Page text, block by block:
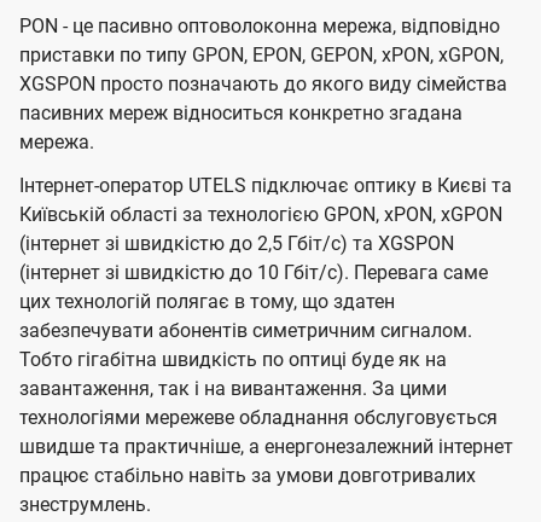
PON - це пасивно оптоволоконна мережа, відповідно
приставки по типу GPON, EPON, GEPON, xPON, xGPON,
XGSPON просто позначають до якого виду сімейства
пасивних мереж відноситься конкретно згадана
мережа.
Інтернет-оператор UTELS підключає оптику в Києві та
Київській області за технологією GPON, xPON, xGPON
(інтернет зі швидкістю до 2,5 Гбіт/с) та XGSPON
(інтернет зі швидкістю до 10 Гбіт/с). Перевага саме
цих технологій полягає в тому, що здатен
забезпечувати абонентів симетричним сигналом.
Тобто гігабітна швидкість по оптиці буде як на
завантаження, так і на вивантаження. За цими
технологіями мережеве обладнання обслуговується
швидше та практичніше, а енергонезалежний інтернет
працює стабільно навіть за умови довготривалих
знеструмлень.